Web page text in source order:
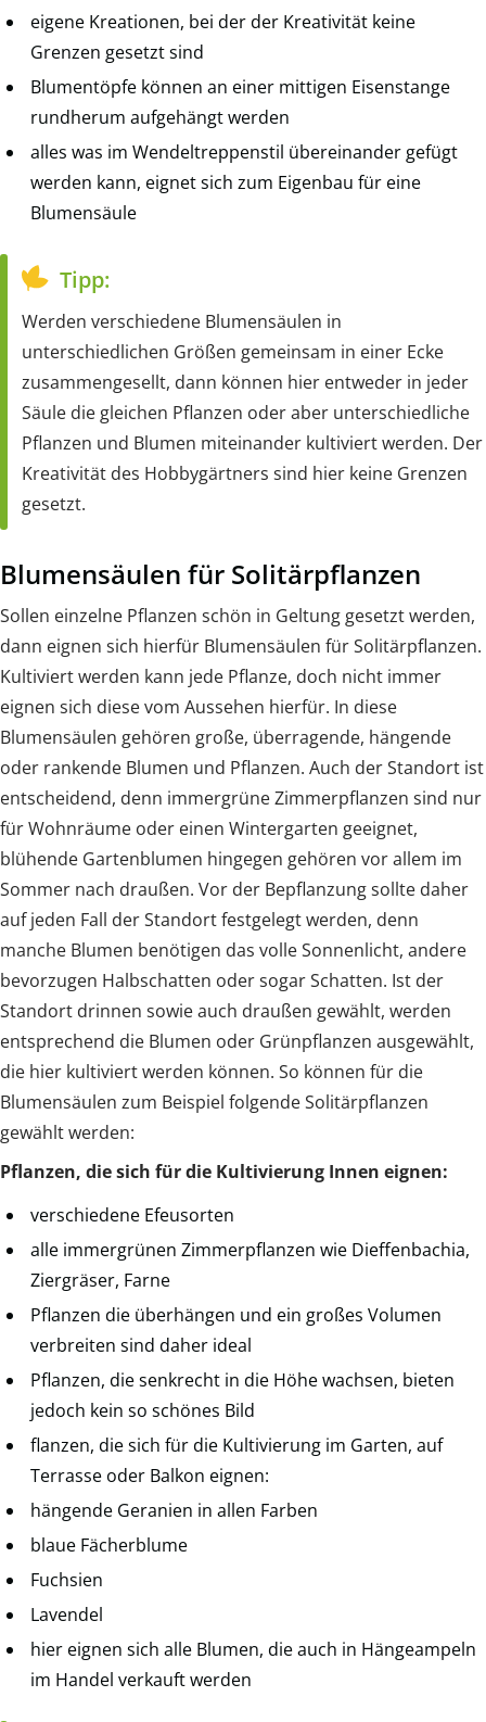
eigene Kreationen, bei der der Kreativität keine
Grenzen gesetzt sind
Blumentöpfe können an einer mittigen Eisenstange
rundherum aufgehängt werden
alles was im Wendeltreppenstil übereinander gefügt
werden kann, eignet sich zum Eigenbau für eine
Blumensäule
Tipp:
Werden verschiedene Blumensäulen in
unterschiedlichen Größen gemeinsam in einer Ecke
zusammengesellt, dann können hier entweder in jeder
Säule die gleichen Pflanzen oder aber unterschiedliche
Pflanzen und Blumen miteinander kultiviert werden. Der
Kreativität des Hobbygärtners sind hier keine Grenzen
gesetzt.
Blumensäulen für Solitärpflanzen
Sollen einzelne Pflanzen schön in Geltung gesetzt werden,
dann eignen sich hierfür Blumensäulen für Solitärpflanzen.
Kultiviert werden kann jede Pflanze, doch nicht immer
eignen sich diese vom Aussehen hierfür. In diese
Blumensäulen gehören große, überragende, hängende
oder rankende Blumen und Pflanzen. Auch der Standort ist
entscheidend, denn immergrüne Zimmerpflanzen sind nur
für Wohnräume oder einen Wintergarten geeignet,
blühende Gartenblumen hingegen gehören vor allem im
Sommer nach draußen. Vor der Bepflanzung sollte daher
auf jeden Fall der Standort festgelegt werden, denn
manche Blumen benötigen das volle Sonnenlicht, andere
bevorzugen Halbschatten oder sogar Schatten. Ist der
Standort drinnen sowie auch draußen gewählt, werden
entsprechend die Blumen oder Grünpflanzen ausgewählt,
die hier kultiviert werden können. So können für die
Blumensäulen zum Beispiel folgende Solitärpflanzen
gewählt werden:
Pflanzen, die sich für die Kultivierung Innen eignen:
verschiedene Efeusorten
alle immergrünen Zimmerpflanzen wie Dieffenbachia,
Ziergräser, Farne
Pflanzen die überhängen und ein großes Volumen
verbreiten sind daher ideal
Pflanzen, die senkrecht in die Höhe wachsen, bieten
jedoch kein so schönes Bild
flanzen, die sich für die Kultivierung im Garten, auf
Terrasse oder Balkon eignen:
hängende Geranien in allen Farben
blaue Fächerblume
Fuchsien
Lavendel
hier eignen sich alle Blumen, die auch in Hängeampeln
im Handel verkauft werden